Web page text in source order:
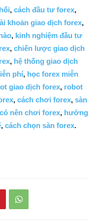
, cách đầu tư forex,
khoản giao dịch forex,
, kinh nghiệm đầu tư
, chiến lược giao dịch
, hệ thống giao dịch
phí, học forex miễn
giao dịch forex, robot
, cách chơi forex, sàn
có nên chơi forex, hướng
, cách chọn sàn forex.